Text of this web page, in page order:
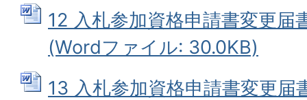
12 入札参加資格申請書変更届
(Wordファイル: 30.0KB)
13 入札参加資格申請書変更